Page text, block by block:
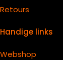
Retours
Handige links
Webshop